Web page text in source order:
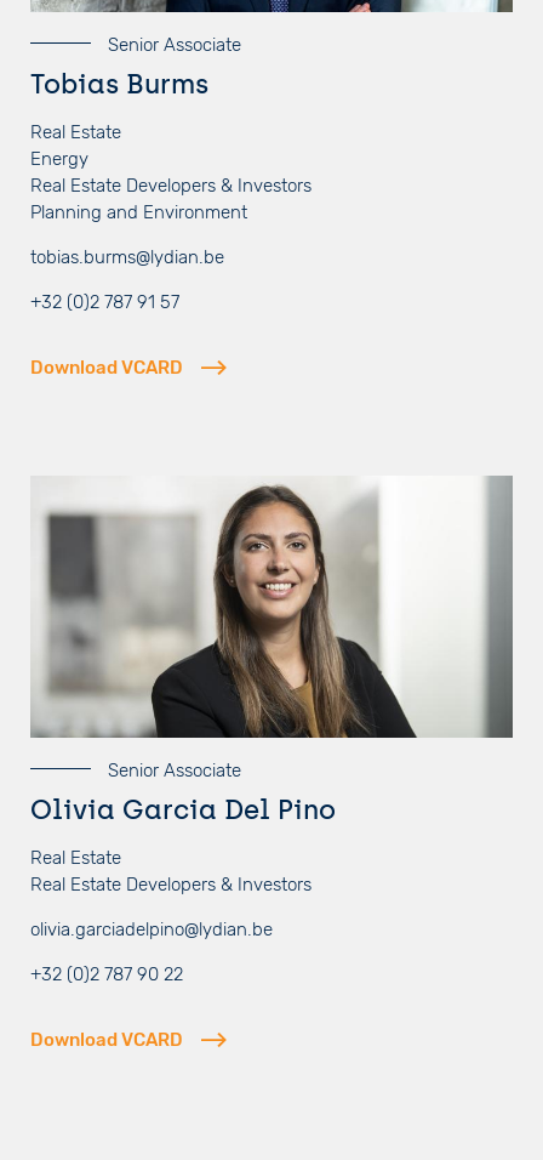
Senior Associate
Tobias Burms
Real Estate
Energy
Real Estate Developers & Investors
Planning and Environment
tobias.burms@lydian.be
+32 (0)2 787 91 57
Download VCARD
Senior Associate
Olivia Garcia Del Pino
Real Estate
Real Estate Developers & Investors
olivia.garciadelpino@lydian.be
+32 (0)2 787 90 22
Download VCARD